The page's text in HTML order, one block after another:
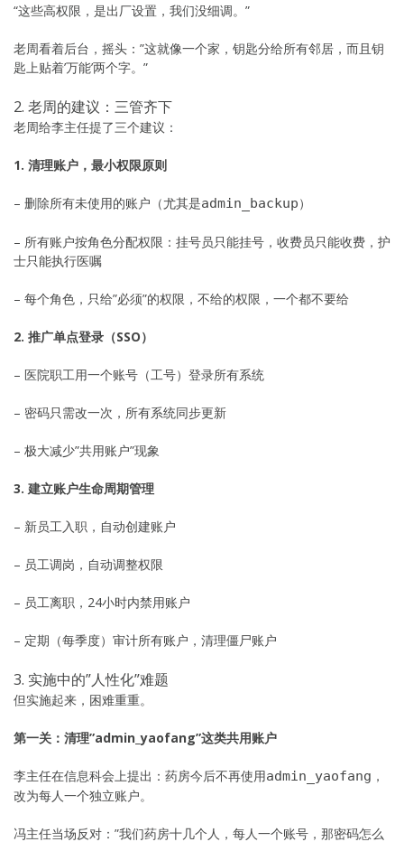
“这些高权限，是出厂设置，我们没细调。”
老周看着后台，摇头：”这就像一个家，钥匙分给所有邻居，而且钥
匙上贴着’万能’两个字。”
2. 老周的建议：三管齐下
老周给李主任提了三个建议：
1. 清理账户，最小权限原则
– 删除所有未使用的账户（尤其是admin_backup）
– 所有账户按角色分配权限：挂号员只能挂号，收费员只能收费，护
士只能执行医嘱
– 每个角色，只给”必须”的权限，不给的权限，一个都不要给
2. 推广单点登录（SSO）
– 医院职工用一个账号（工号）登录所有系统
– 密码只需改一次，所有系统同步更新
– 极大减少”共用账户”现象
3. 建立账户生命周期管理
– 新员工入职，自动创建账户
– 员工调岗，自动调整权限
– 员工离职，24小时内禁用账户
– 定期（每季度）审计所有账户，清理僵尸账户
3. 实施中的”人性化”难题
但实施起来，困难重重。
第一关：清理”admin_yaofang”这类共用账户
李主任在信息科会上提出：药房今后不再使用admin_yaofang ，
改为每人一个独立账户。
冯主任当场反对：”我们药房十几个人，每人一个账号，那密码怎么